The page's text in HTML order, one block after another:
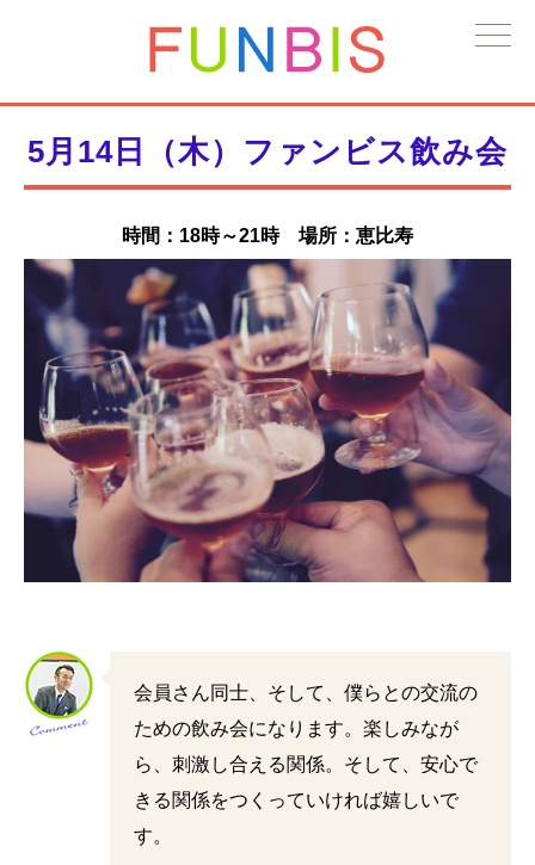
5月14日（木）ファンビス飲み会
時間：18時～21時 場所：恵比寿
会員さん同士、そして、僕らとの交流の
ための飲み会になります。楽しみなが
ら、刺激し合える関係。そして、安心で
きる関係をつくっていければ嬉しいで
す。